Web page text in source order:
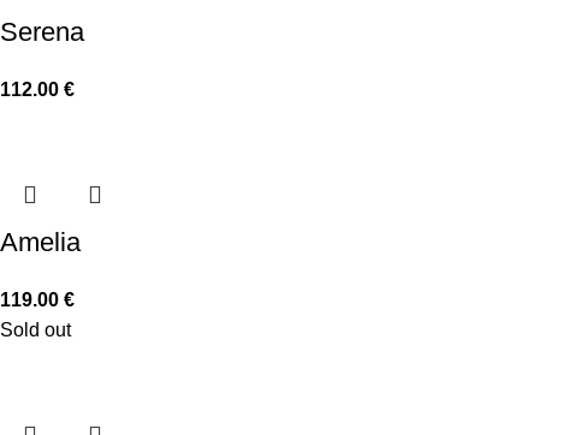
Serena
112.00 €
Amelia
119.00 €
Sold out